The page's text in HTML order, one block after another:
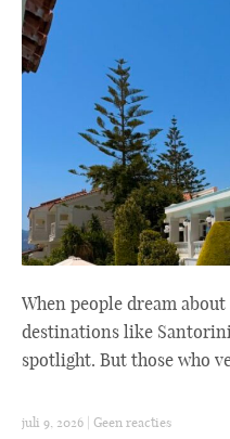
When people dream
destinations like
spotlight. But those who
juli 9, 2026 Geen reacties